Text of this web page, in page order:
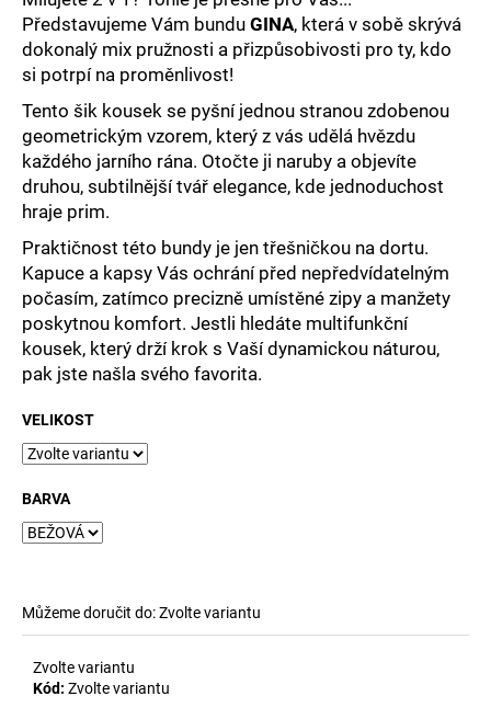
Představujeme Vám bundu GINA, která v sobě skrývá
dokonalý mix pružnosti a přizpůsobivosti pro ty, kdo
si potrpí na proměnlivost!
Tento šik kousek se pyšní jednou stranou zdobenou
geometrickým vzorem, který z vás udělá hvězdu
každého jarního rána. Otočte ji naruby a objevíte
druhou, subtilnější tvář elegance, kde jednoduchost
hraje prim.
Praktičnost této bundy je jen třešničkou na dortu.
Kapuce a kapsy Vás ochrání před nepředvídatelným
počasím, zatímco precizně umístěné zipy a manžety
poskytnou komfort. Jestli hledáte multifunkční
kousek, který drží krok s Vaší dynamickou náturou,
pak jste našla svého favorita.
VELIKOST
BARVA
Můžeme doručit do:Zvolte variantu
Zvolte variantu
Kód: Zvolte variantu
u
j
e
m
e